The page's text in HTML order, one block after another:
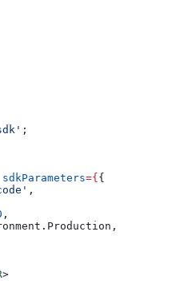
;
sdkParameters={{
,
,
. Production ,
>